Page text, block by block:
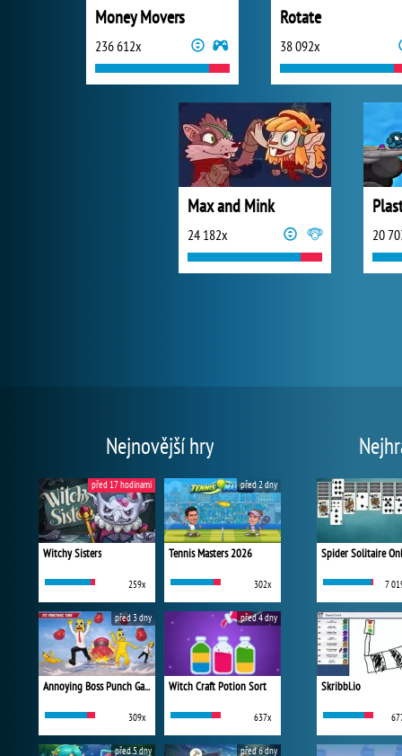
Money Movers
236 612x
Rotate
38 092x
Max and Mink
24 182x 20
Nejnovější hry
Witchy Sisters
259x
před 17 hodinami
Tennis Masters 2026
302x
před 2 dny
Annoying Boss Punch Game
309x
před 3 dny
Witch Craft Potion Sort
637x
před 4 dny
před 5 dny před 6 dny
Spider Solitaire
7
Skribbl.io